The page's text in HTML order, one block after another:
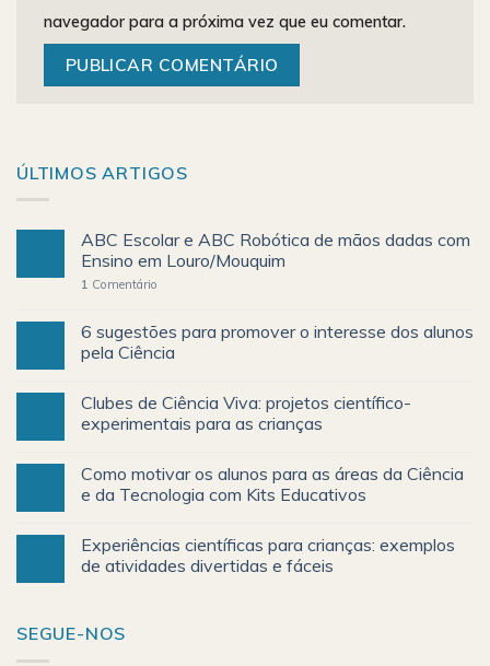
navegador para a próxima vez que eu comentar.
ÚLTIMOS ARTIGOS
ABC Escolar e ABC Robótica de mãos dadas com
Ensino em Louro/Mouquim
1 Comentário
6 sugestões para promover o interesse dos alunos
pela Ciência
Clubes de Ciência Viva: projetos científico-
experimentais para as crianças
Como motivar os alunos para as áreas da Ciência
e da Tecnologia com Kits Educativos
Experiências científicas para crianças: exemplos
de atividades divertidas e fáceis
SEGUE-NOS